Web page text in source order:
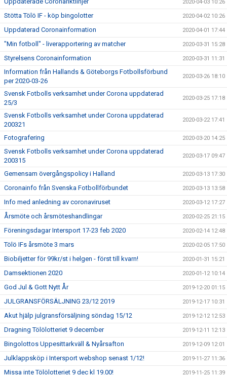
2020-04-03 10:26
Stötta Tölö IF - köp bingolotter 2020-04-02 10:26
Uppdaterad Coronainformation 2020-04-01 17:44
"Min fotboll" - liverapportering av matcher 2020-03-31 15:28
Styrelsens Coronainformation 2020-03-31 11:31
Information från Hallands & Göteborgs Fotbollsförbund
per 2020-03-26
2020-03-26 18:10
Svensk Fotbolls verksamhet under Corona uppdaterad
25/3
2020-03-25 17:18
Svensk Fotbolls verksamhet under Corona uppdaterad
200321
2020-03-22 17:41
Fotografering 2020-03-20 14:25
Svensk Fotbolls verksamhet under Corona uppdaterad
200315
2020-03-17 09:47
Gemensam övergångspolicy i Halland 2020-03-13 17:30
Coronainfo från Svenska Fotbollförbundet 2020-03-13 13:58
Info med anledning av coronaviruset 2020-03-12 17:27
Årsmöte och årsmöteshandlingar 2020-02-25 21:15
Föreningsdagar Intersport 17-23 feb 2020 2020-02-14 12:48
Tölö IFs årsmöte 3 mars 2020-02-05 17:50
Biobiljetter för 99kr/st i helgen - först till kvarn! 2020-01-31 15:21
Damsektionen 2020 2020-01-12 10:14
God Jul & Gott Nytt År 2019-12-20 01:15
JULGRANSFÖRSÄLJNING 23/12 2019 2019-12-17 10:31
Akut hjälp julgransförsäljning söndag 15/12 2019-12-12 12:53
Dragning Tölölotteriet 9 december 2019-12-11 12:13
Bingolottos Uppesittarkväll & Nyårsafton 2019-12-09 12:01
Julklappsköp i Intersport webshop senast 1/12! 2019-11-27 11:36
Missa inte Tölölotteriet 9 dec kl 19.00! 2019-11-25 11:39